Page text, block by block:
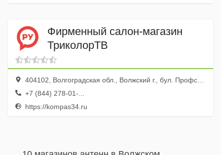
Фирменный салон-магазин
ТриколорТВ
404102, Волгоградская обл., Волжский г., бул. Профсоюзов, 9
+7 (844) 278-01-...
https://kompas34.ru